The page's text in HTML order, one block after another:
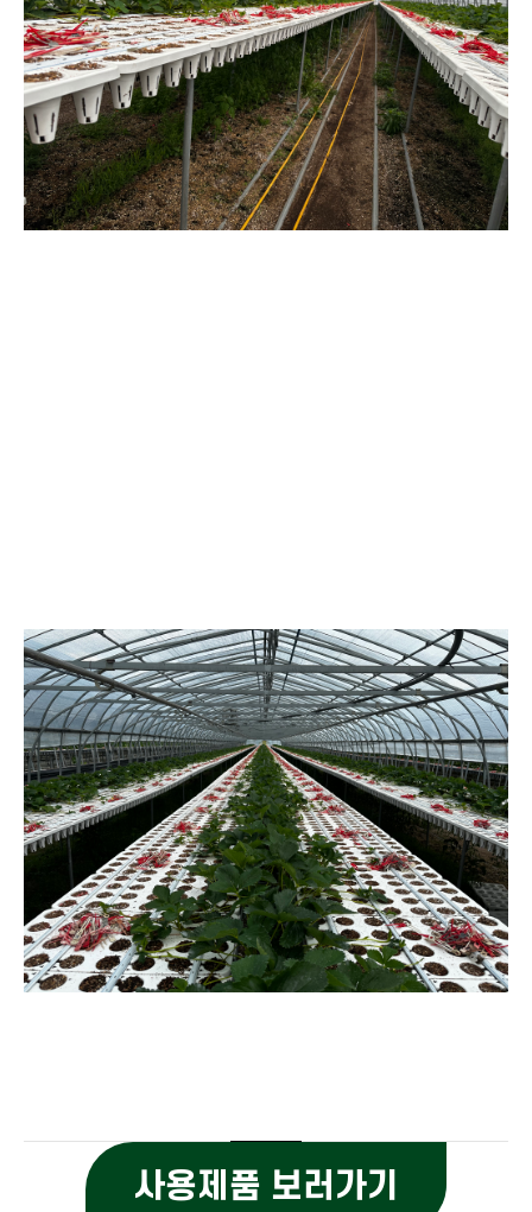
사용제품 보러가기